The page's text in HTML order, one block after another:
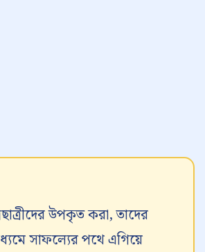
উপকৃত করা, তাদের
সাফল্যের পথে এগিয়ে